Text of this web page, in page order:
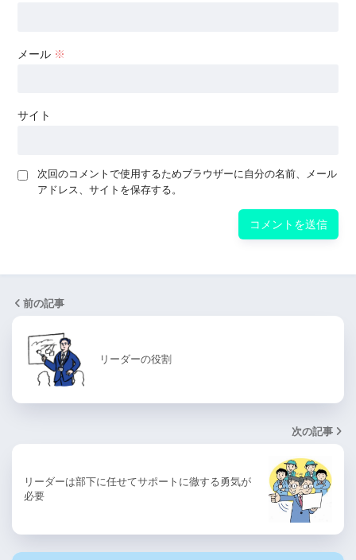
メール ※
サイト
次回のコメントで使用するためブラウザーに自分の名前、メール
アドレス、サイトを保存する。
前の記事
リーダーの役割
次の記事
リーダーは部下に任せてサポートに徹する勇気が
必要